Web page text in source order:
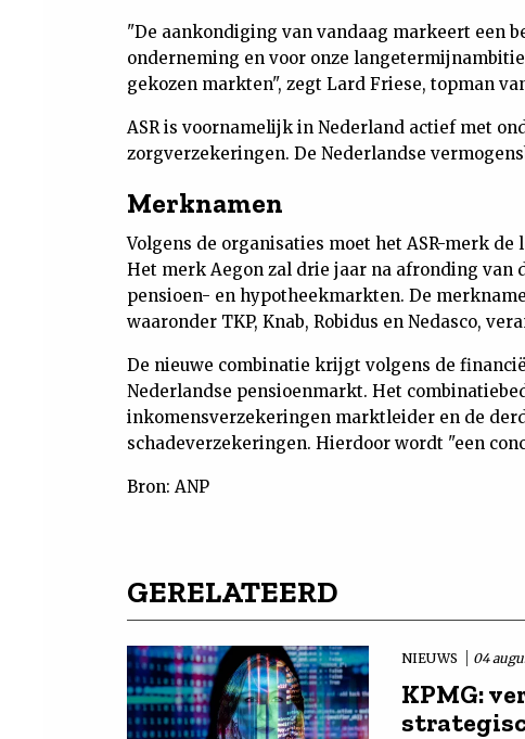
"De aankondiging van vandaag markeert een
onderneming en voor onze
gekozen markten", zegt Lard Friese, topman
ASR is voornamelijk in Nederland actief met
zorgverzekeringen. De Nederlandse
Merknamen
Volgens de organisaties moet het ASR-merk
Het merk Aegon zal drie jaar na afronding van
pensioen- en hypotheekmarkten. De
waaronder TKP, Knab, Robidus en Nedasco,
De nieuwe combinatie krijgt volgens de
Nederlandse pensioenmarkt. Het
inkomensverzekeringen marktleider en de
schadeverzekeringen. Hierdoor wordt "een
Bron: ANP
GERELATEERD
NIEUWS 04
KPMG: